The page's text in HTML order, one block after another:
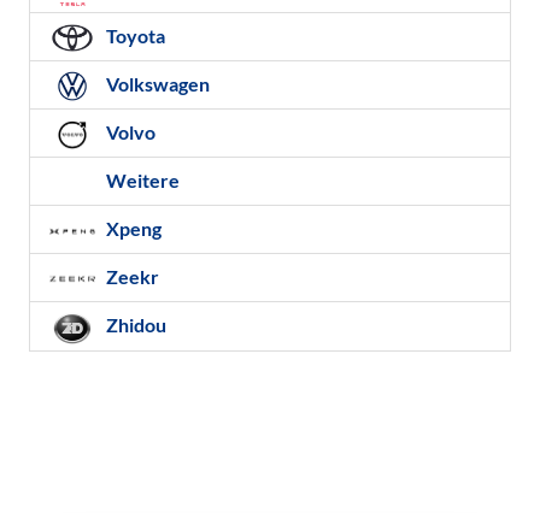
Toyota
Volkswagen
Volvo
Weitere
Xpeng
Zeekr
Zhidou